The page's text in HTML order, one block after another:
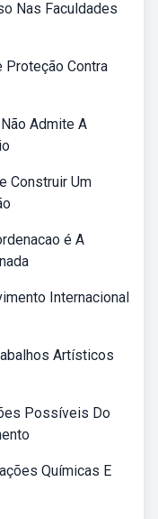
Nas Faculdades
Contra
Admite A
Construir Um
é A
Internacional
Artísticos
Possíveis Do
Químicas E